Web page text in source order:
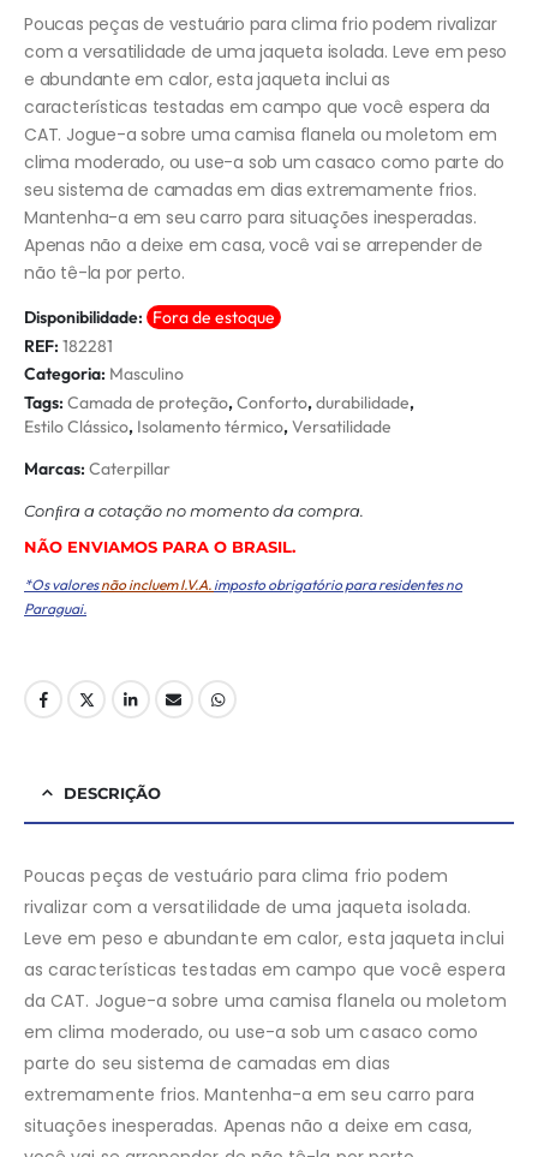
Poucas peças de vestuário para clima frio podem rivalizar
com a versatilidade de uma jaqueta isolada. Leve em peso
e abundante em calor, esta jaqueta inclui as
características testadas em campo que você espera da
CAT. Jogue-a sobre uma camisa flanela ou moletom em
clima moderado, ou use-a sob um casaco como parte do
seu sistema de camadas em dias extremamente frios.
Mantenha-a em seu carro para situações inesperadas.
Apenas não a deixe em casa, você vai se arrepender de
não tê-la por perto.
Disponibilidade: Fora de estoque
REF: 182281
Categoria: Masculino
Tags: Camada de proteção,Conforto,durabilidade,
Estilo Clássico, Isolamento térmico,Versatilidade
Marcas: Caterpillar
Conﬁra a cotação no momento da compra.
NÃO ENVIAMOS PARA O BRASIL.
*Os valoresnão incluem I.V.A. imposto obrigatório para residentes no
Paraguai.
DESCRIÇÃO
Poucas peças de vestuário para clima frio podem
rivalizar com a versatilidade de uma jaqueta isolada.
Leve em peso e abundante em calor, esta jaqueta inclui
as características testadas em campo que você espera
da CAT. Jogue-a sobre uma camisa flanela ou moletom
em clima moderado, ou use-a sob um casaco como
parte do seu sistema de camadas em dias
extremamente frios. Mantenha-a em seu carro para
situações inesperadas. Apenas não a deixe em casa,